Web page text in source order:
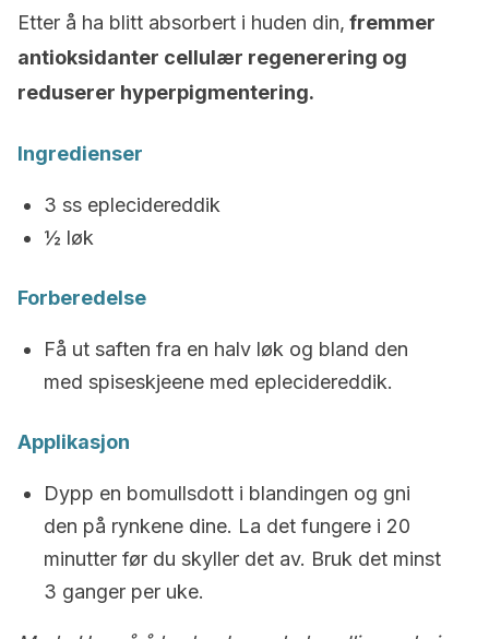
Etter å ha blitt absorbert i huden din, fremmer
antioksidanter cellulær regenerering og
reduserer hyperpigmentering.
Ingredienser
3 ss eplecidereddik
½ løk
Forberedelse
Få ut saften fra en halv løk og bland den
med spiseskjeene med eplecidereddik.
Applikasjon
Dypp en bomullsdott i blandingen og gni
den på rynkene dine. La det fungere i 20
minutter før du skyller det av. Bruk det minst
3 ganger per uke.